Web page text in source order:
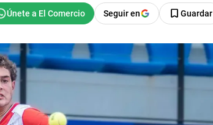
Seguir en Guardar